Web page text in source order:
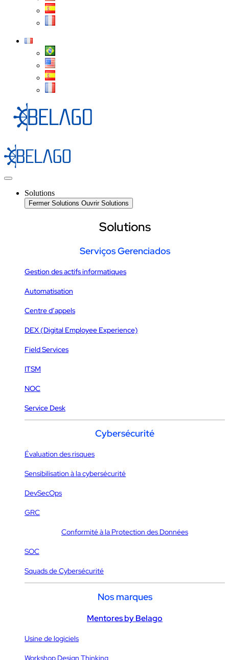
Solutions
Fermer Solutions Ouvrir Solutions
Solutions
Serviços Gerenciados
Gestion des actifs informatiques
Automatisation
Centre d’appels
DEX (Digital Employee Experience)
Field Services
ITSM
NOC
Service Desk
Cybersécurité
Évaluation des risques
Sensibilisation à la cybersécurité
DevSecOps
GRC
Conformité à la Protection des Données
SOC
Squads de Cybersécurité
Nos marques
Mentores by Belago
Usine de logiciels
Workshop Design Thinking